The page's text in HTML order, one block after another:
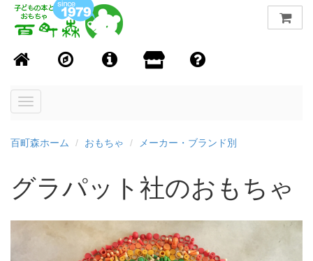
Toggle
百町森ホーム おもちゃ メーカー・ブランド別
グラパット社のおもちゃ